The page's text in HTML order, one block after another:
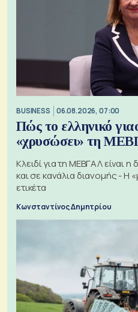
BUSINESS 06.08.2026, 07:00
Πώς το ελληνικό
«χρυσώσει» τη
Κλειδί για τη ΜΕΒΓΑΛ είναι
και σε κανάλια διανομής - Η
ετικέτα
Κωνσταντίνος Δημητρίου